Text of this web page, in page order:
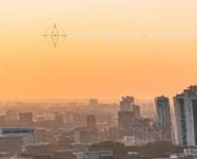
RAZVEDKA ·WORLD